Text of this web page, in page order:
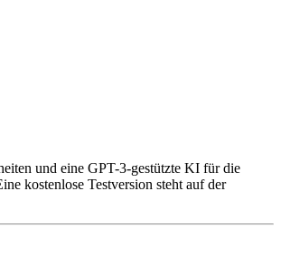
und eine GPT-3-gestützte KI für die
kostenlose Testversion steht auf der